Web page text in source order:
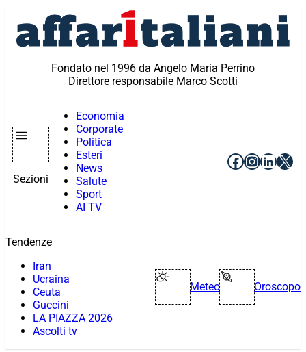
contenuto
Fondato nel 1996 da Angelo Maria Perrino
Direttore responsabile Marco Scotti
Sezioni
Economia
Corporate
Politica
Esteri
News
Salute
Sport
AI TV
Facebook
X
Tendenze
Iran
Ucraina
Ceuta
Guccini
LA PIAZZA 2026
Ascolti tv
Meteo Oroscopo